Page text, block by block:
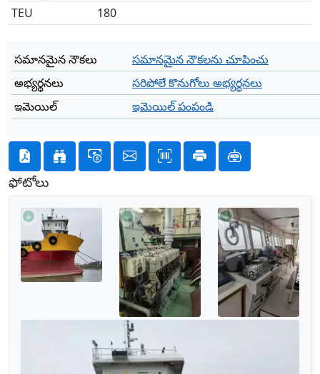
TEU
180
సమానమైన నౌకలు
సమానమైన నౌకలను చూపించు
అభ్యర్థనలు
సరిపోలే కొనుగోలు అభ్యర్థనలు
ఇమెయిల్
ఇమెయిల్ పంపండి
ఫోటోలు